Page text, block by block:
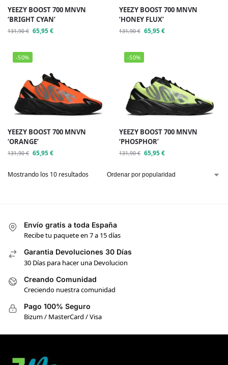
YEEZY BOOST 700 MNVN
‘BRIGHT CYAN’
131,90€ 65,95€
YEEZY BOOST 700 MNVN
‘HONEY FLUX’
131,90€ 65,95€
-50%
YEEZY BOOST 700 MNVN
‘ORANGE’
131,90€ 65,95€
-50%
YEEZY BOOST 700 MNVN
‘PHOSPHOR’
131,90€ 65,95€
Mostrando los 10 resultados
Envío gratis a toda España
Recibe tu paquete en 7 a 15 días
Garantia Devoluciones 30 Días
30 Días para hacer una Devolucion
Creando Comunidad
Creciendo nuestra comunidad
Pago 100% Seguro
Bizum / MasterCard / Visa